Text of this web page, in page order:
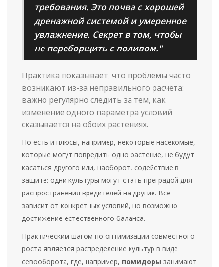
требования. Это почва с хорошей
дренажной системой и умеренное
увлажнение. Секрет в том, чтобы
не переборщить с поливом."
Практика показывает, что проблемы часто
возникают из-за неправильного расчёта:
важно регулярно следить за тем, как
изменение одного параметра условий
сказывается на обоих растениях.
Но есть и плюсы, например, некоторые насекомые,
которые могут повредить одно растение, не будут
касаться другого или, наоборот, содействие в
защите: одни культуры могут стать преградой для
распространения вредителей на другие. Всё
зависит от конкретных условий, но возможно
достижение естественного баланса.
Практическим шагом по оптимизации совместного
роста является распределение культур в виде
севооборота, где, например, помидоры занимают